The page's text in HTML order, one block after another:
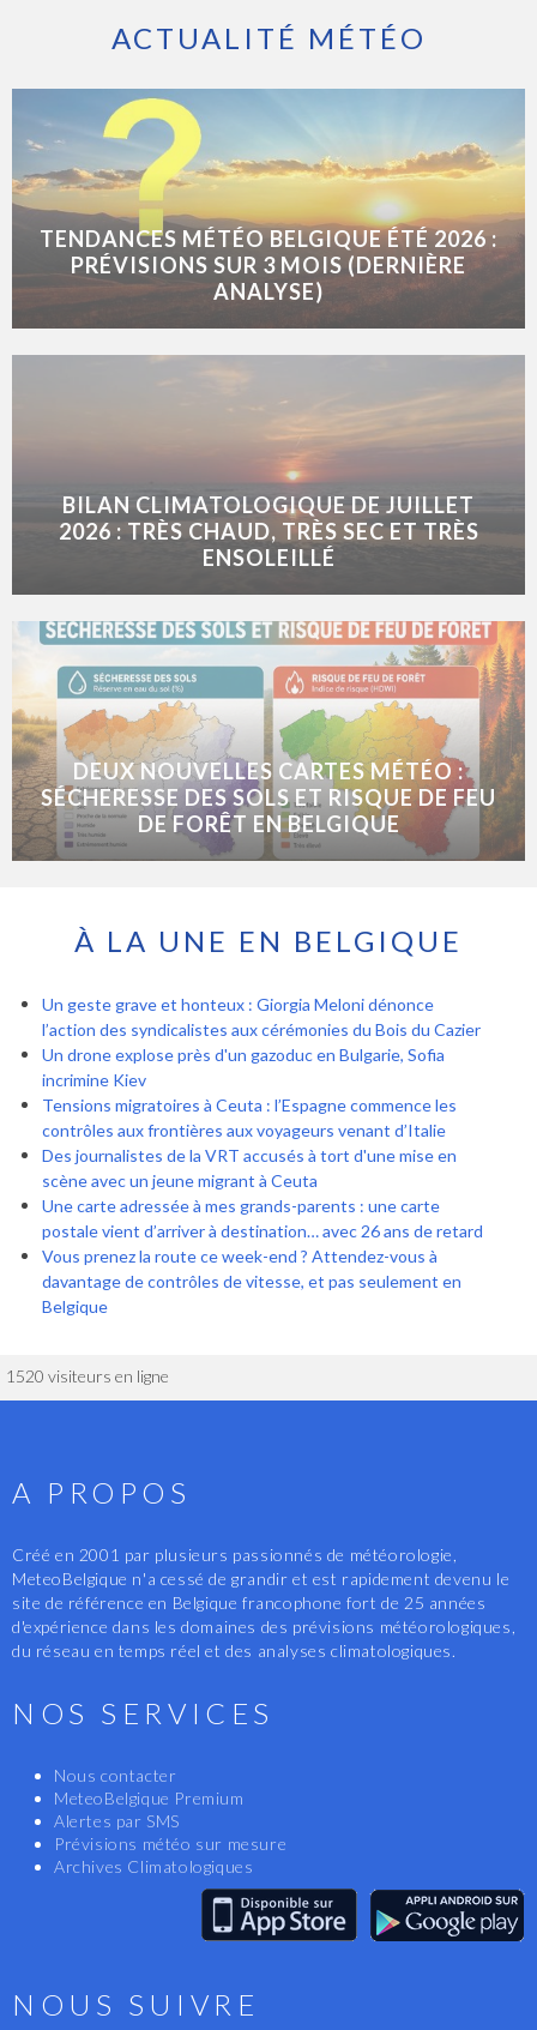
ACTUALITÉ MÉTÉO
TENDANCES MÉTÉO BELGIQUE ÉTÉ 2026 :
PRÉVISIONS SUR 3 MOIS (DERNIÈRE
ANALYSE)
BILAN CLIMATOLOGIQUE DE JUILLET
2026 : TRÈS CHAUD, TRÈS SEC ET TRÈS
ENSOLEILLÉ
DEUX NOUVELLES CARTES MÉTÉO :
SÉCHERESSE DES SOLS ET RISQUE DE FEU
DE FORÊT EN BELGIQUE
À LA UNE EN BELGIQUE
Un geste grave et honteux : Giorgia Meloni dénonce
l’action des syndicalistes aux cérémonies du Bois du Cazier
Un drone explose près d'un gazoduc en Bulgarie, Sofia
incrimine Kiev
Tensions migratoires à Ceuta : l’Espagne commence les
contrôles aux frontières aux voyageurs venant d’Italie
Des journalistes de la VRT accusés à tort d'une mise en
scène avec un jeune migrant à Ceuta
Une carte adressée à mes grands-parents : une carte
postale vient d’arriver à destination… avec 26 ans de retard
Vous prenez la route ce week-end ? Attendez-vous à
davantage de contrôles de vitesse, et pas seulement en
Belgique
1520 visiteurs en ligne
A PROPOS
Créé en 2001 par plusieurs passionnés de météorologie,
MeteoBelgique n'a cessé de grandir et est rapidement devenu le
site de référence en Belgique francophone fort de 25 années
d'expérience dans les domaines des prévisions météorologiques,
du réseau en temps réel et des analyses climatologiques.
NOS SERVICES
Nous contacter
MeteoBelgique Premium
Alertes par SMS
Prévisions météo sur mesure
Archives Climatologiques
NOUS SUIVRE